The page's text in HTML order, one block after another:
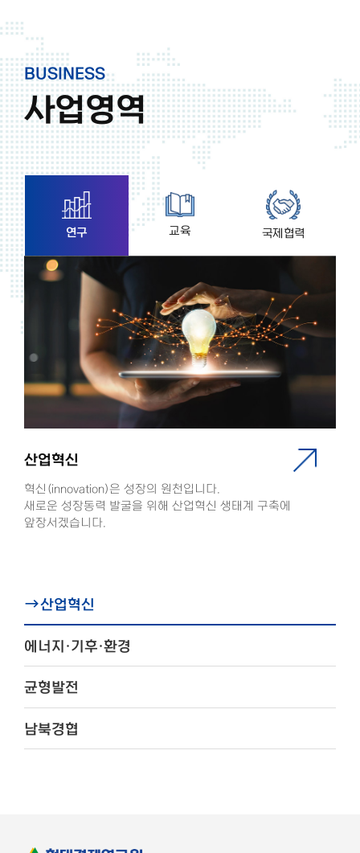
BUSINESS
사업영역
연구 교육 국제협력
산업혁신
에너지·기후·환경
균형발전
남북경협
산업혁신
혁신(innovation)은 성장의 원천입니다.
새로운 성장동력 발굴을 위해 산업혁신 생태계 구축에
앞장서겠습니다.